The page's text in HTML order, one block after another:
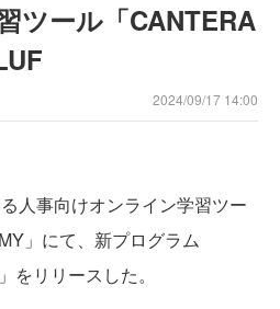
ツール「CANTERA
2024/09/17 14:00
人事向けオンライン学習ツー
」にて、新プログラム
をリリースした。